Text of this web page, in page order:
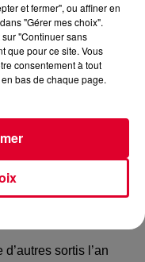
prévue le 17
continuité des
de Dany Synthé.
sortis l’an
et fermer", ou affiner en
"Gérer mes choix".
"Continuer sans
que pour ce site. Vous
consentement à tout
bas de chaque page.